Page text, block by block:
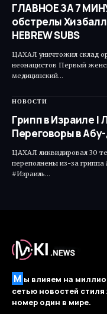
ГЛАВНОЕ ЗА 7
обстрелы
HEBREW SUBS
ЦАХАЛ уничтожил склад
неонацистов Первый
медицинский…
НОВОСТИ
Грипп в Израиле |
Переговоры в
ЦАХАЛ ликвидировал 30
переполнены из-за
#Израиль…
М ы влияем на
сетью новостей
номер один в мире.